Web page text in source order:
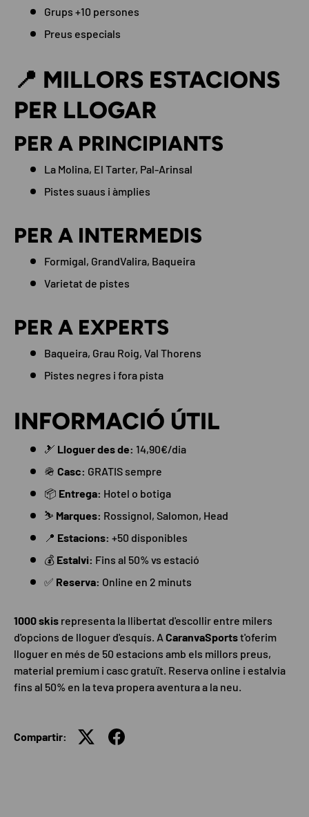
Grups +10 persones
Preus especials
📍 MILLORS ESTACIONS
PER LLOGAR
PER A PRINCIPIANTS
La Molina, El Tarter, Pal-Arinsal
Pistes suaus i àmplies
PER A INTERMEDIS
Formigal, GrandValira, Baqueira
Varietat de pistes
PER A EXPERTS
Baqueira, Grau Roig, Val Thorens
Pistes negres i fora pista
INFORMACIÓ ÚTIL
🎿 Lloguer des de: 14,90€/dia
🪖 Casc: GRATIS sempre
📦 Entrega: Hotel o botiga
⛷️ Marques: Rossignol, Salomon, Head
📍 Estacions: +50 disponibles
💰 Estalvi: Fins al 50% vs estació
✅ Reserva: Online en 2 minuts
1000 skis representa la llibertat d'escollir entre milers
d'opcions de lloguer d'esquís. A CaranvaSportst'oferim
lloguer en més de 50 estacions amb els millors preus,
material premium i casc gratuït. Reserva online i estalvia
fins al 50% en la teva propera aventura a la neu.
Compartir: